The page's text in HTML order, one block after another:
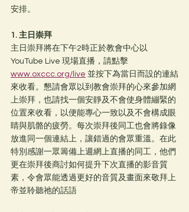
安排。
1. 主日崇拜
主日崇拜將在下午2時正於教會中心以
YouTube Live 現場直播，請點擊
www.oxccc.org/live 並按下為當日而設的連結
來收看。懇請會眾以到教會崇拜的心來參加網
上崇拜，也請找一個安靜及不會使身體繃緊的
位置來收看，以便能專心一致以及不會構成眼
睛與肌骼的疲勞。每次崇拜後同工也會將錄像
放進同一個連結上，讓錯過的會眾重溫。在此
特別感謝一眾籌備上週網上直播的同工，他們
更在崇拜後商討如何提升下次直播的影音質
素，令會眾能透過更好的音質及畫面來敬拜上
帝並聆聽祂的話語